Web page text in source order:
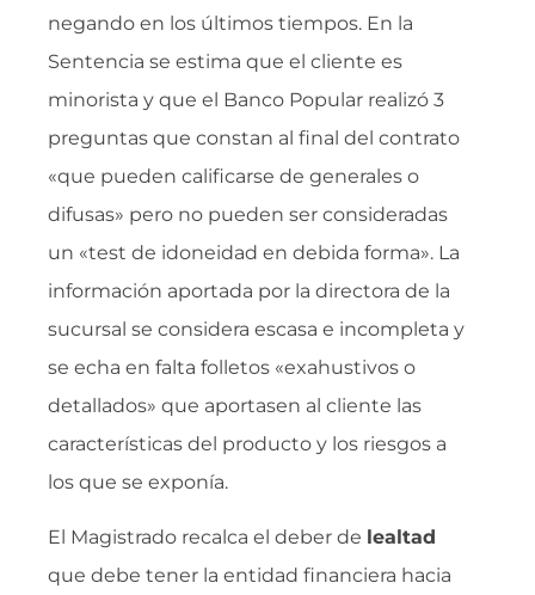
negando en los últimos tiempos. En la
Sentencia se estima que el cliente es
minorista y que el Banco Popular realizó 3
preguntas que constan al final del contrato
«que pueden calificarse de generales o
difusas» pero no pueden ser consideradas
un «test de idoneidad en debida forma». La
información aportada por la directora de la
sucursal se considera escasa e incompleta y
se echa en falta folletos «exahustivos o
detallados» que aportasen al cliente las
características del producto y los riesgos a
los que se exponía.
El Magistrado recalca el deber de lealtad
que debe tener la entidad financiera hacia